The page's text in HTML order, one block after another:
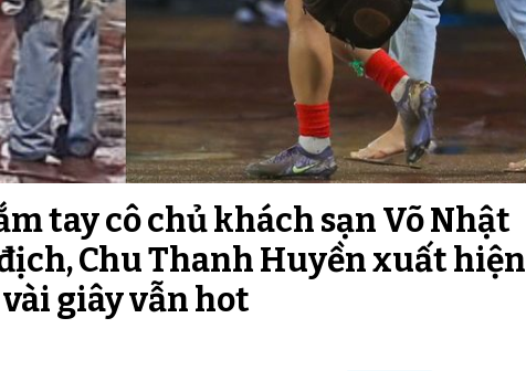
tay cô chủ khách sạn Võ Nhật
Chu Thanh Huyền xuất hiện
vài giây vẫn hot